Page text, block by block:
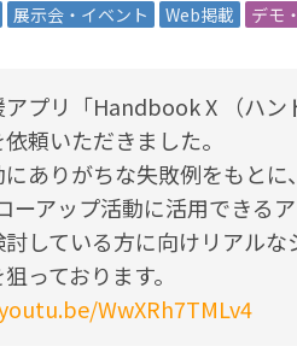
展示会・イベント Web掲載 デモ
プリ「Handbook X （ハ
頼いただきました。
ありがちな失敗例をもと
ーアップ活動に活用できる
している方に向けリアル
っております。
WwXRh7TMLv4